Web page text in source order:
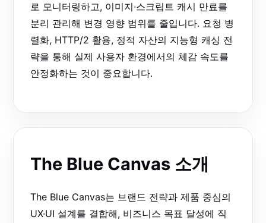
로 모니터링하고, 이미지·스크립트 캐시 만료를
분리 관리해 변경 영향 범위를 줄입니다. 요청 병
렬화, HTTP/2 활용, 정적 자산의 지능형 캐싱 전
략을 통해 실제 사용자 환경에서의 체감 속도를
안정화하는 것이 중요합니다.
The Blue Canvas 소개
The Blue Canvas는 브랜드 전략과 제품 중심의
UX·UI 설계를 결합해, 비즈니스 목표 달성에 직